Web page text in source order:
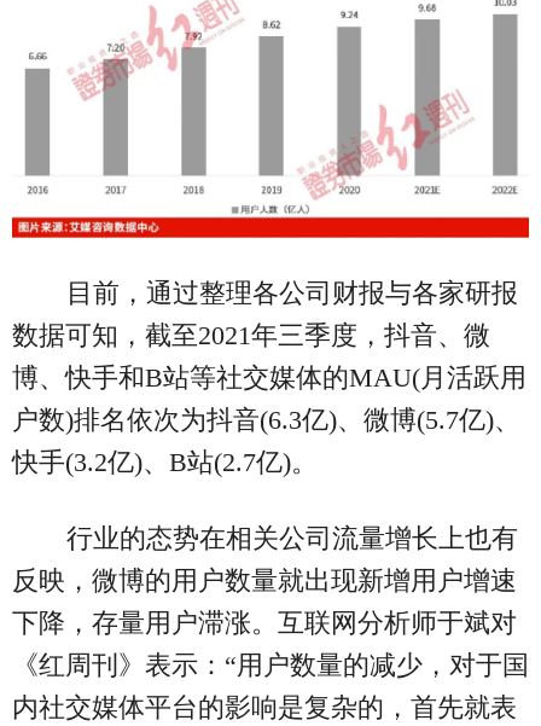
目前，通过整理各公司财报与各家研报
数据可知，截至2021年三季度，抖音、微
博、快手和B站等社交媒体的MAU(月活跃用
户数)排名依次为抖音(6.3亿)、微博(5.7亿)、
快手(3.2亿)、B站(2.7亿)。
行业的态势在相关公司流量增长上也有
反映，微博的用户数量就出现新增用户增速
下降，存量用户滞涨。互联网分析师于斌对
《红周刊》表示：“用户数量的减少，对于国
内社交媒体平台的影响是复杂的，首先就表